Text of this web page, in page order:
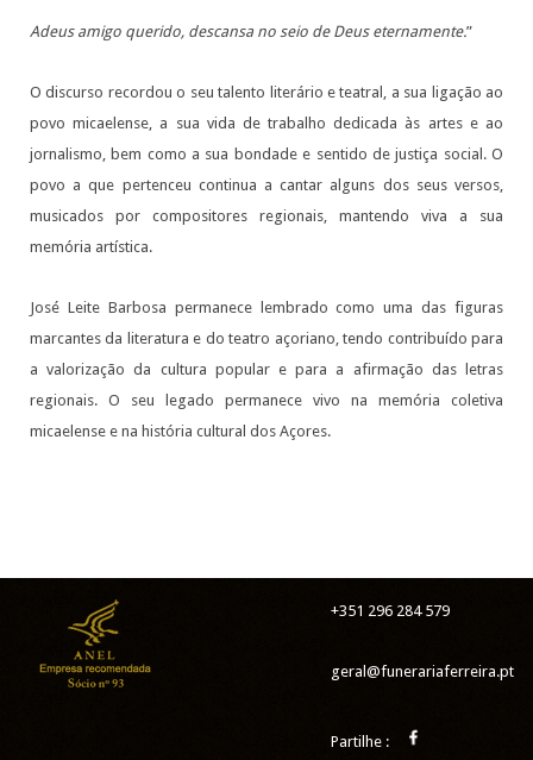
Adeus amigo querido, descansa no seio de Deus eternamente.”
O discurso recordou o seu talento literário e teatral, a sua ligação ao
povo micaelense, a sua vida de trabalho dedicada às artes e ao
jornalismo, bem como a sua bondade e sentido de justiça social. O
povo a que pertenceu continua a cantar alguns dos seus versos,
musicados por compositores regionais, mantendo viva a sua
memória artística.
José Leite Barbosa permanece lembrado como uma das figuras
marcantes da literatura e do teatro açoriano, tendo contribuído para
a valorização da cultura popular e para a afirmação das letras
regionais. O seu legado permanece vivo na memória coletiva
micaelense e na história cultural dos Açores.
+351 296 284 579
geral@funerariaferreira.pt
Partilhe :